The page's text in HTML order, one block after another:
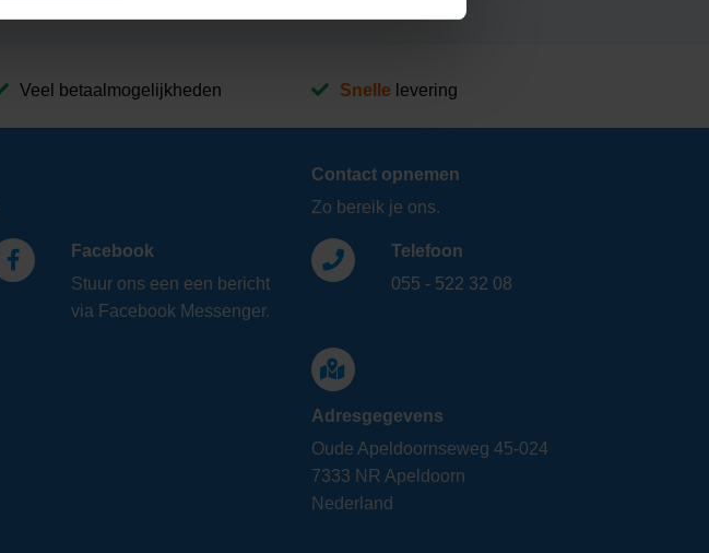
Veel betaalmogelijkheden Snelle levering
Facebook
Stuur ons een een bericht
via Facebook Messenger.
Contact opnemen
Zo bereik je ons.
Telefoon
055 - 522 32 08
Adresgegevens
Oude Apeldoornseweg 45-024
7333 NR Apeldoorn
Nederland